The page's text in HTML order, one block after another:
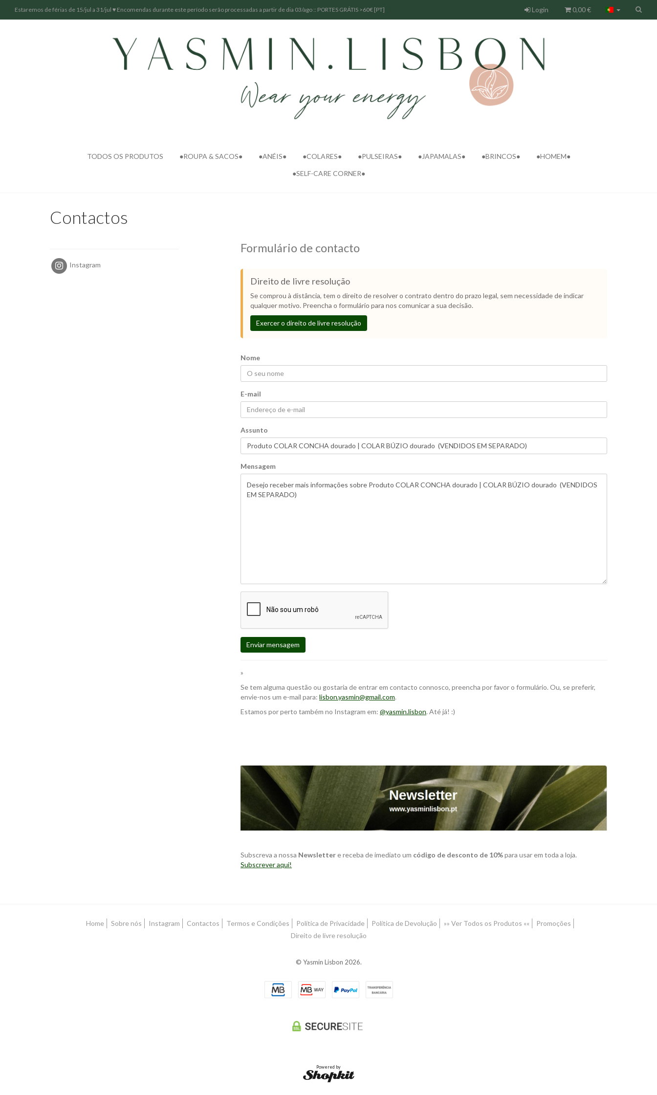
Estaremos de férias de 15/jul a 31/jul ♥ Encomendas durante este período serão processadas a partir de dia 03/ago :: PORTES GRÁTIS >60€ [PT] Login 0,00 €
TODOS OS PRODUTOS ●ROUPA & SACOS● ●ANÉIS● ●COLARES● ●PULSEIRAS● ●JAPAMALAS● ●BRINCOS● ●HOMEM●
●SELF-CARE CORNER●
Contactos
Instagram
Formulário de contacto
Direito de livre resolução
Se comprou à distância, tem o direito de resolver o contrato dentro do prazo legal, sem necessidade de indicar
qualquer motivo. Preencha o formulário para nos comunicar a sua decisão.
Exercer o direito de livre resolução
Nome
E-mail
Assunto
Mensagem
Enviar mensagem
»
Se tem alguma questão ou gostaria de entrar em contacto connosco, preencha por favor o formulário. Ou, se preferir,
envie-nos um e-mail para: lisbon.yasmin@gmail.com.
Estamos por perto também no Instagram em: @yasmin.lisbon. Até já! :)
Subscreva a nossa Newslettere receba de imediato um código de desconto de 10%para usar em toda a loja.
Subscrever aqui!
Home Sobre nós Instagram Contactos Termos e Condições Política de Privacidade Política de Devolução »» Ver Todos os Produtos ««
Promoções
Direito de livre resolução
© Yasmin Lisbon 2026.
Powered by